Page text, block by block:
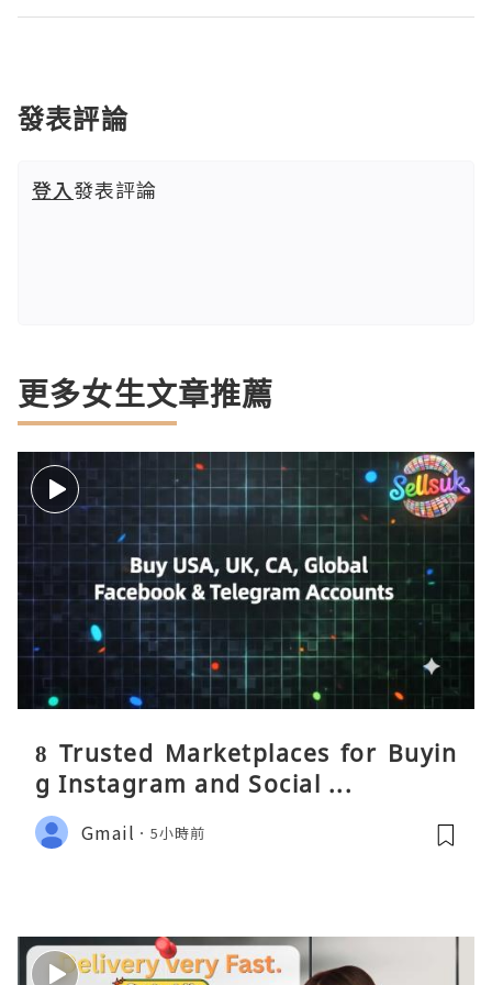
發表評論
登入發表評論
更多女生文章推薦
8 Trusted Marketplaces for Buyin
g Instagram and Social ...
Gmail 5小時前